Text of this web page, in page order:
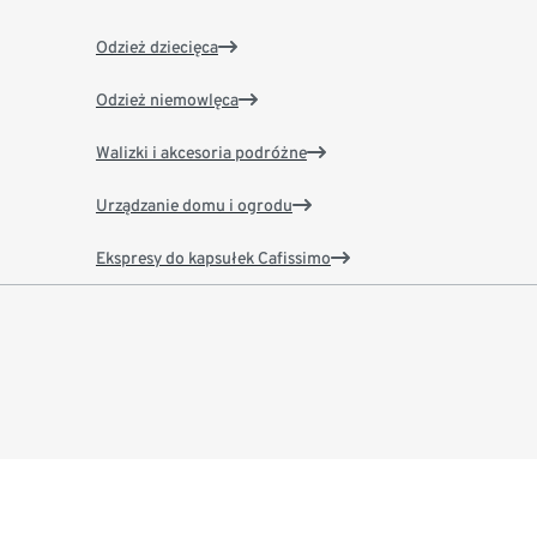
Odzież dziecięca
Odzież niemowlęca
Walizki i akcesoria podróżne
Urządzanie domu i ogrodu
Ekspresy do kapsułek Cafissimo